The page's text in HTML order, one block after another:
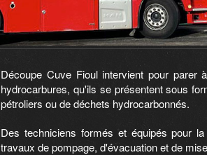
Découpe Cuve Fioul intervient pour
hydrocarbures, qu'ils se présentent sous
pétroliers ou de déchets hydrocarbonnés.
Des techniciens formés et équipés pour
travaux de pompage, d'évacuation et de